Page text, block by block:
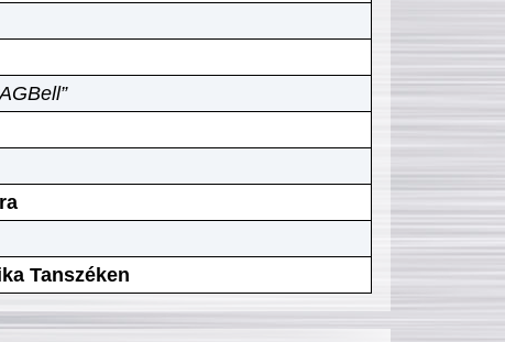
Tanszéken